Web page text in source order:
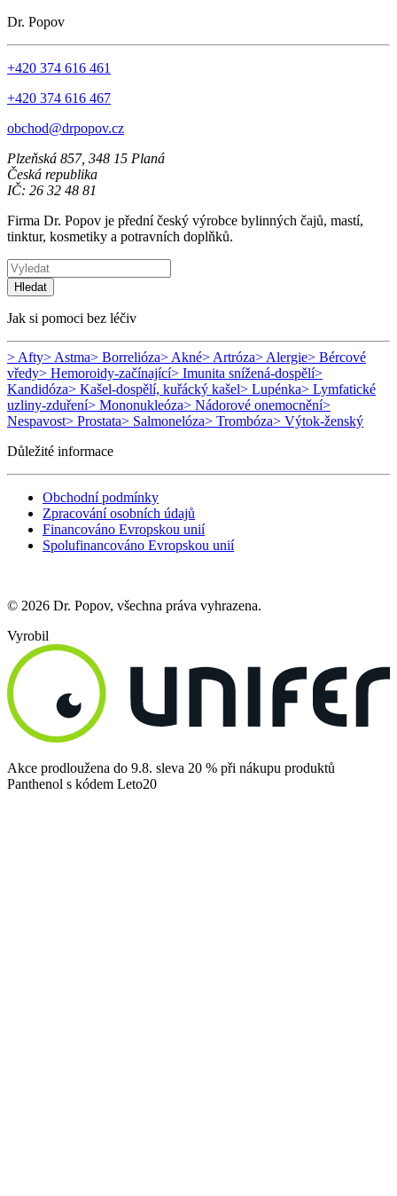
Dr. Popov
+420 374 616 461
+420 374 616 467
obchod@drpopov.cz
Plzeňská 857, 348 15 Planá
Česká republika
IČ: 26 32 48 81
Firma Dr. Popov je přední český výrobce bylinných čajů, mastí,
tinktur, kosmetiky a potravních doplňků.
Hledat
Jak si pomoci bez léčiv
> Afty> Astma> Borrelióza> Akné> Artróza> Alergie> Bércové
vředy> Hemoroidy-začínající> Imunita snížená-dospělí>
Kandidóza> Kašel-dospělí, kuřácký kašel> Lupénka> Lymfatické
uzliny-zduření> Mononukleóza> Nádorové onemocnění>
Nespavost> Prostata> Salmonelóza> Trombóza> Výtok-ženský
Důležité informace
Obchodní podmínky
Zpracování osobních údajů
Financováno Evropskou unií
Spolufinancováno Evropskou unií
© 2026 Dr. Popov, všechna práva vyhrazena.
Vyrobil
Akce prodloužena do 9.8. sleva 20 % při nákupu produktů
Panthenol s kódem Leto20